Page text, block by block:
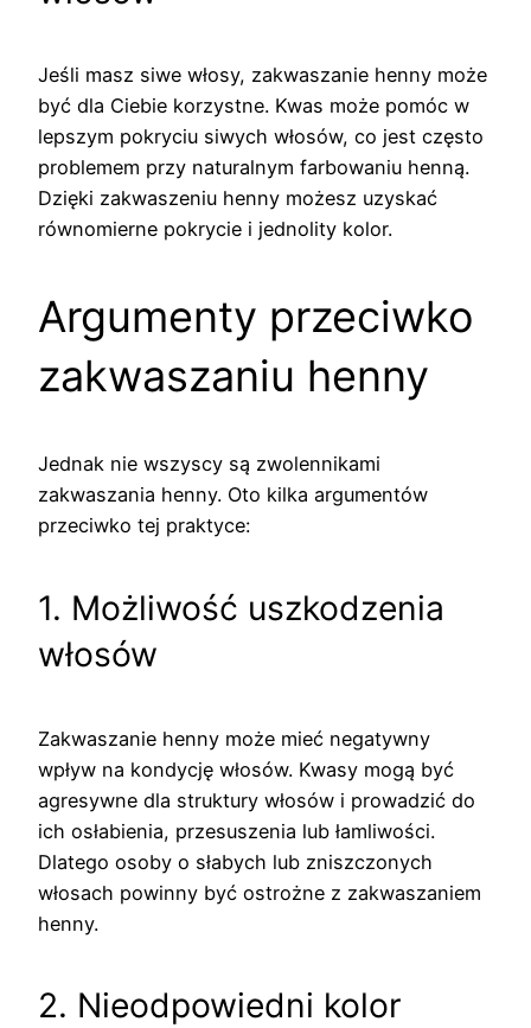
Jeśli masz siwe włosy, zakwaszanie henny może
być dla Ciebie korzystne. Kwas może pomóc w
lepszym pokryciu siwych włosów, co jest często
problemem przy naturalnym farbowaniu henną.
Dzięki zakwaszeniu henny możesz uzyskać
równomierne pokrycie i jednolity kolor.
Argumenty przeciwko
zakwaszaniu henny
Jednak nie wszyscy są zwolennikami
zakwaszania henny. Oto kilka argumentów
przeciwko tej praktyce:
1. Możliwość uszkodzenia
włosów
Zakwaszanie henny może mieć negatywny
wpływ na kondycję włosów. Kwasy mogą być
agresywne dla struktury włosów i prowadzić do
ich osłabienia, przesuszenia lub łamliwości.
Dlatego osoby o słabych lub zniszczonych
włosach powinny być ostrożne z zakwaszaniem
henny.
2. Nieodpowiedni kolor